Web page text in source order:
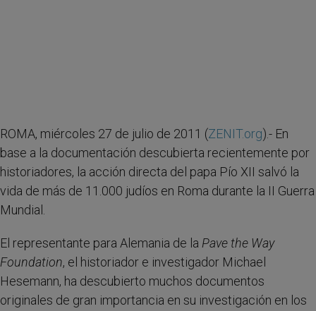
ROMA, miércoles 27 de julio de 2011 (ZENIT.org).- En
base a la documentación descubierta recientemente por
historiadores, la acción directa del papa Pío XII salvó la
vida de más de 11.000 judíos en Roma durante la II Guerra
Mundial.
El representante para Alemania de la Pave the Way
Foundation, el historiador e investigador Michael
Hesemann, ha descubierto muchos documentos
originales de gran importancia en su investigación en los